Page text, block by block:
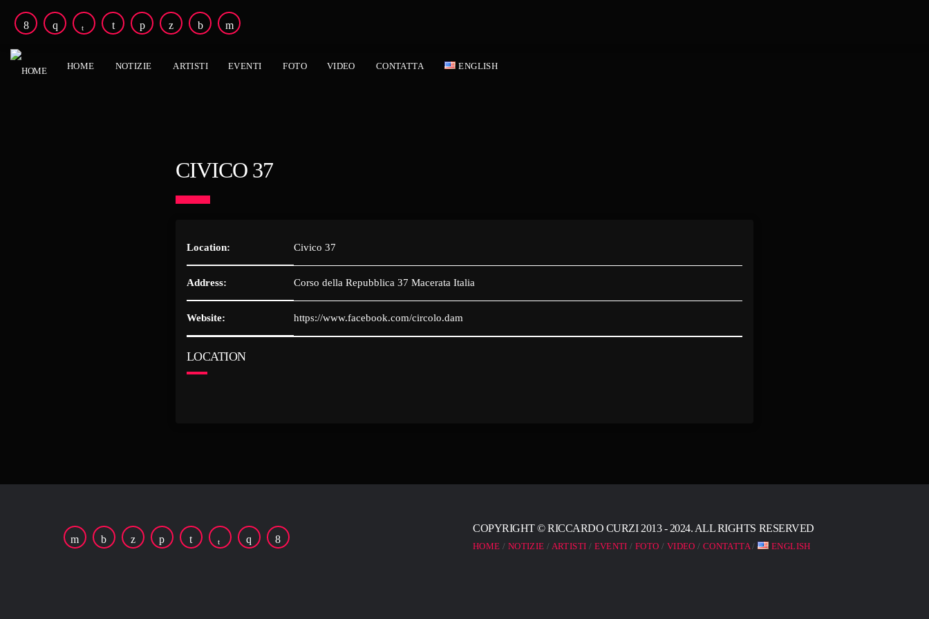
HOME NOTIZIE ARTISTI EVENTI FOTO VIDEO CONTATTA ENGLISH
CIVICO 37
Location: Civico 37
Address: Corso della Repubblica 37 Macerata Italia
Website: https://www.facebook.com/circolo.dam
LOCATION
COPYRIGHT © RICCARDO CURZI 2013 - 2024. ALL RIGHTS RESERVED
HOME NOTIZIE ARTISTI EVENTI FOTO VIDEO CONTATTA ENGLISH